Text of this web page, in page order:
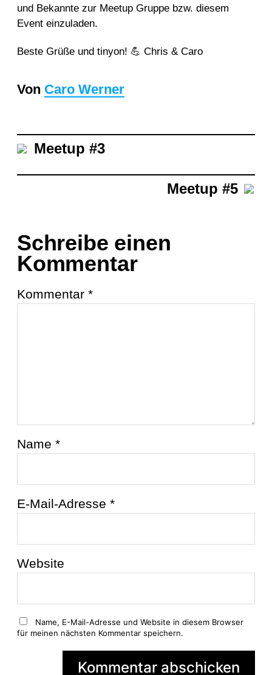
und Bekannte zur Meetup Gruppe bzw. diesem
Event einzuladen.
Beste Grüße und tinyon! 💪 Chris & Caro
Von Caro Werner
Meetup #3
Meetup #5
Schreibe einen
Kommentar
Kommentar *
Name *
E-Mail-Adresse *
Website
Name, E-Mail-Adresse und Website in diesem Browser
für meinen nächsten Kommentar speichern.